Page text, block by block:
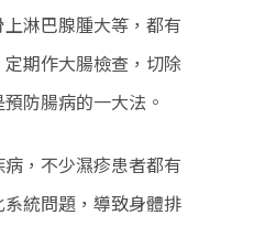
淋巴腺腫大等，都有
期作大腸檢查，切除
防腸病的一大法。
，不少濕疹患者都有
統問題，導致身體排